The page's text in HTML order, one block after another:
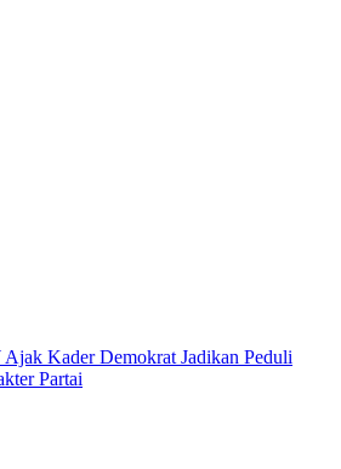
Kader Demokrat Jadikan Peduli
Partai